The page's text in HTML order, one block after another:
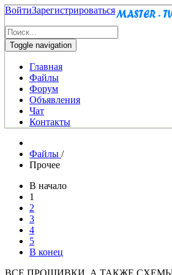
ВойтиЗарегистрироваться
Toggle navigation
Главная
Файлы
Форум
Объявления
Чат
Контакты
Файлы /
Прочее
В начало
1
2
3
4
5
В конец
ВСЕ ПРОШИВКИ, А ТАКЖЕ